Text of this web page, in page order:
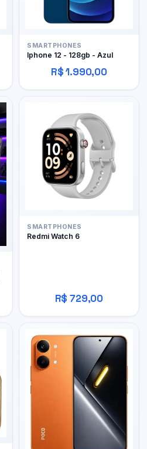
SMARTPHONES
Iphone 12 - 128gb - Azul
R$ 1.990,00
SMARTPHONES
Redmi Watch 6
R$ 729,00